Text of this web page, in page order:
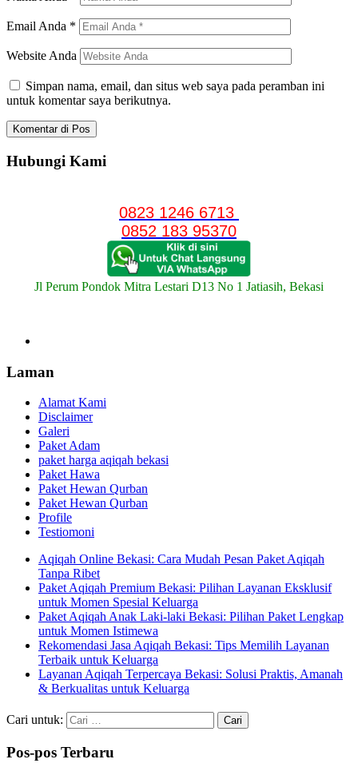
Email Anda *
Website Anda
Simpan nama, email, dan situs web saya pada peramban ini
untuk komentar saya berikutnya.
Hubungi Kami
0823 1246 6713
0852 183 95370
Jl Perum Pondok Mitra Lestari D13 No 1 Jatiasih, Bekasi
Laman
Alamat Kami
Disclaimer
Galeri
Paket Adam
paket harga aqiqah bekasi
Paket Hawa
Paket Hewan Qurban
Paket Hewan Qurban
Profile
Testiomoni
Aqiqah Online Bekasi: Cara Mudah Pesan Paket Aqiqah
Tanpa Ribet
Paket Aqiqah Premium Bekasi: Pilihan Layanan Eksklusif
untuk Momen Spesial Keluarga
Paket Aqiqah Anak Laki-laki Bekasi: Pilihan Paket Lengkap
untuk Momen Istimewa
Rekomendasi Jasa Aqiqah Bekasi: Tips Memilih Layanan
Terbaik untuk Keluarga
Layanan Aqiqah Terpercaya Bekasi: Solusi Praktis, Amanah
& Berkualitas untuk Keluarga
Cari untuk:
Pos-pos Terbaru